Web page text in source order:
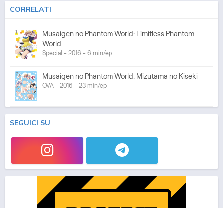
CORRELATI
Musaigen no Phantom World: Limitless Phantom
World
Special - 2016 - 6 min/ep
Musaigen no Phantom World: Mizutama no Kiseki
OVA - 2016 - 23 min/ep
SEGUICI SU